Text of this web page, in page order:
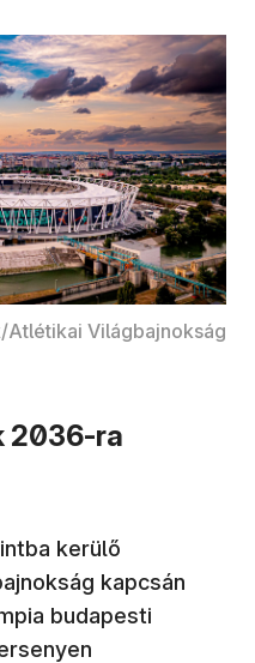
Atlétikai Világbajnokság
2036-ra
kerülő
kapcsán
budapesti